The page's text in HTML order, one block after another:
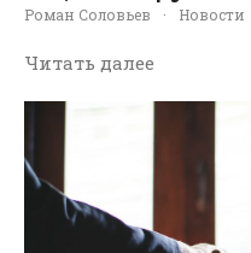
Роман Соловьев · Новости
Читать далее